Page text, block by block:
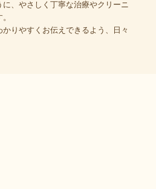
、やさしく丁寧な治療やクリーニ
りやすくお伝えできるよう、日々